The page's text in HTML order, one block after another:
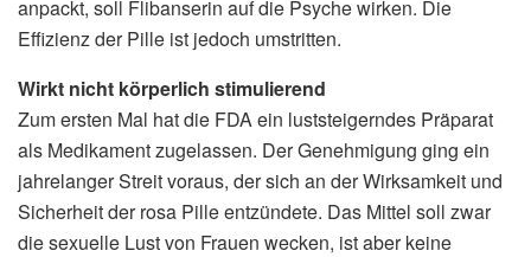
anpackt, soll Flibanserin auf die Psyche wirken. Die
Effizienz der Pille ist jedoch umstritten.
Wirkt nicht körperlich stimulierend
Zum ersten Mal hat die FDA ein luststeigerndes Präparat
als Medikament zugelassen. Der Genehmigung ging ein
jahrelanger Streit voraus, der sich an der Wirksamkeit und
Sicherheit der rosa Pille entzündete. Das Mittel soll zwar
die sexuelle Lust von Frauen wecken, ist aber keine